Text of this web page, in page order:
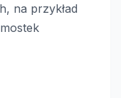
na przykład